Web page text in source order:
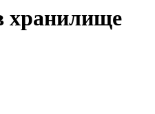
хранилище